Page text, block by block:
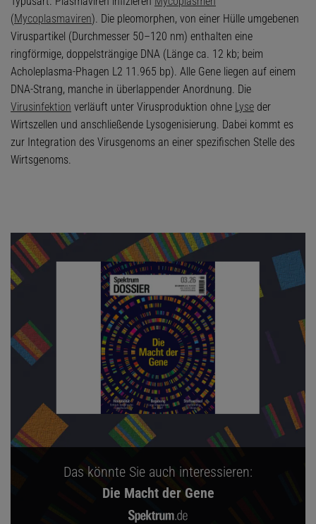
(Mycoplasmaviren). Die pleomorphen, von einer Hülle umgebenen
Viruspartikel (Durchmesser 50–120 nm) enthalten eine
ringförmige, doppelsträngige DNA (Länge ca. 12 kb; beim
Acholeplasma-Phagen L2 11.965 bp). Alle Gene liegen auf einem
DNA-Strang, manche in überlappender Anordnung. Die
Virusinfektion verläuft unter Virusproduktion ohne Lyse der
Wirtszellen und anschließende Lysogenisierung. Dabei kommt es
zur Integration des Virusgenoms an einer spezifischen Stelle des
Wirtsgenoms.
Das könnte Sie auch interessieren:
Die Macht der Gene